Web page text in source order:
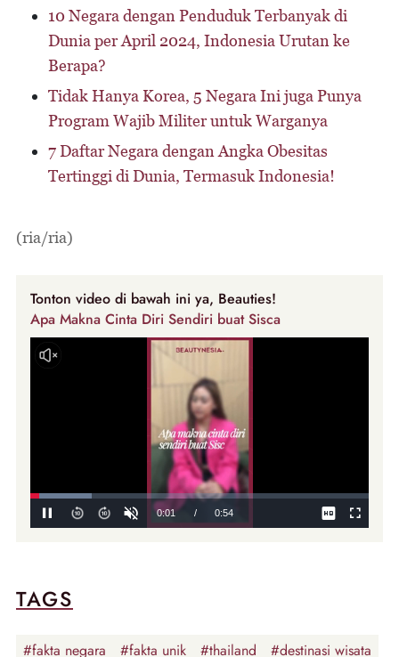
10 Negara dengan Penduduk Terbanyak di
Dunia per April 2024, Indonesia Urutan ke
Berapa?
Tidak Hanya Korea, 5 Negara Ini juga Punya
Program Wajib Militer untuk Warganya
7 Daftar Negara dengan Angka Obesitas
Tertinggi di Dunia, Termasuk Indonesia!
(ria/ria)
Tonton video di bawah ini ya, Beauties!
Apa Makna Cinta Diri Sendiri buat Sisca
TAGS
#fakta negara #fakta unik #thailand
#destinasi wisata